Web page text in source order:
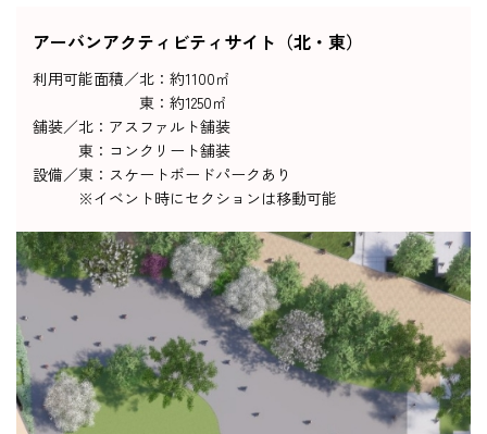
アーバンアクティビティサイト（北・東）
利用可能面積／北：約1100㎡
東：約1250㎡
舗装／北：アスファルト舗装
東：コンクリート舗装
設備／東：スケートボードパークあり
※イベント時にセクションは移動可能